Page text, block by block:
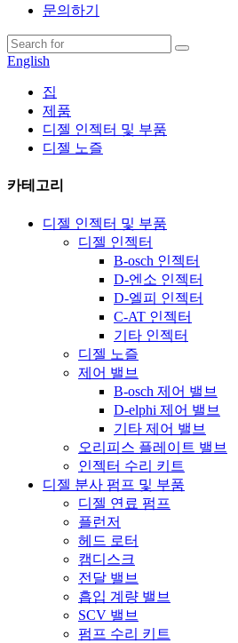
문의하기
English
집
제품
디젤 인젝터 및 부품
디젤 노즐
카테고리
디젤 인젝터 및 부품
디젤 인젝터
B-osch 인젝터
D-엔소 인젝터
D-엘피 인젝터
C-AT 인젝터
기타 인젝터
디젤 노즐
제어 밸브
B-osch 제어 밸브
D-elphi 제어 밸브
기타 제어 밸브
오리피스 플레이트 밸브
인젝터 수리 키트
디젤 분사 펌프 및 부품
디젤 연료 펌프
플런저
헤드 로터
캠디스크
전달 밸브
흡입 계량 밸브
SCV 밸브
펌프 수리 키트